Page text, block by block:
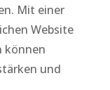
Mit einer
Website
können
und